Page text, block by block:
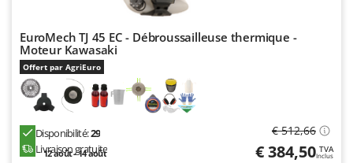
EuroMech TJ 45 EC - Débroussailleuse thermique -
Moteur Kawasaki
Offert par AgriEuro
Disponibilité:29
Livraison gratuite
12 août - 14 août
€ 512,66
€ 384,50 TVA
Inclus